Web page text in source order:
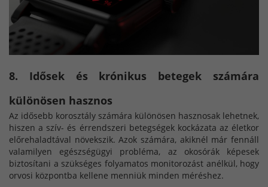
8. Idősek és krónikus betegek számára
különösen hasznos
Az idősebb korosztály számára különösen hasznosak lehetnek,
hiszen a szív- és érrendszeri betegségek kockázata az életkor
előrehaladtával növekszik. Azok számára, akiknél már fennáll
valamilyen egészségügyi probléma, az okosórák képesek
biztosítani a szükséges folyamatos monitorozást anélkül, hogy
orvosi központba kellene menniük minden méréshez.